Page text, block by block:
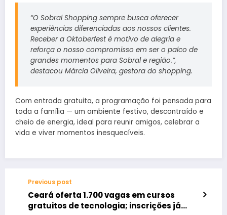
“O Sobral Shopping sempre busca oferecer
experiências diferenciadas aos nossos clientes.
Receber a Oktoberfest é motivo de alegria e
reforça o nosso compromisso em ser o palco de
grandes momentos para Sobral e região.”,
destacou Márcia Oliveira, gestora do shopping.
Com entrada gratuita, a programação foi pensada para
toda a família — um ambiente festivo, descontraído e
cheio de energia, ideal para reunir amigos, celebrar a
vida e viver momentos inesquecíveis.
Previous post
Ceará oferta 1.700 vagas em cursos
gratuitos de tecnologia; inscrições já